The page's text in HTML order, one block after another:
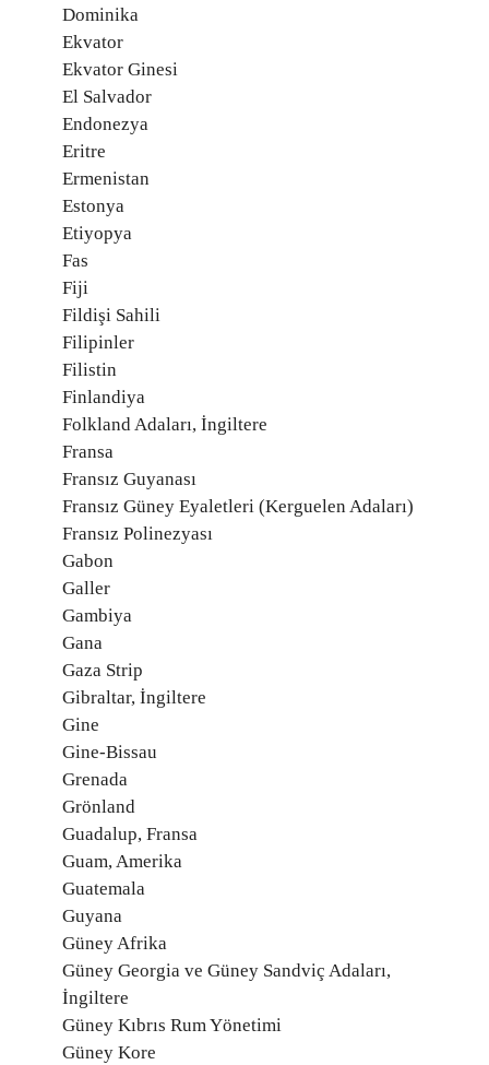
Dominika
Ekvator
Ekvator Ginesi
El Salvador
Endonezya
Eritre
Ermenistan
Estonya
Etiyopya
Fas
Fiji
Fildişi Sahili
Filipinler
Filistin
Finlandiya
Folkland Adaları, İngiltere
Fransa
Fransız Guyanası
Fransız Güney Eyaletleri (Kerguelen Adaları)
Fransız Polinezyası
Gabon
Galler
Gambiya
Gana
Gaza Strip
Gibraltar, İngiltere
Gine
Gine-Bissau
Grenada
Grönland
Guadalup, Fransa
Guam, Amerika
Guatemala
Guyana
Güney Afrika
Güney Georgia ve Güney Sandviç Adaları,
İngiltere
Güney Kıbrıs Rum Yönetimi
Güney Kore